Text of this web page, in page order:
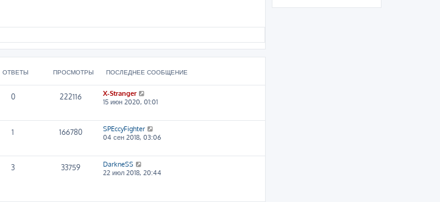
ОТВЕТЫ ПРОСМОТРЫ ПОСЛЕДНЕЕ СООБЩЕНИЕ
0 222116 X-Stranger
е
е
й
т
о
15 июн 2020, 01:01
1 166780 SPEccyFighter
е
е
т
04 сен 2018, 03:06
3 33759 DarkneSS
е
22 июл 2018, 20:44